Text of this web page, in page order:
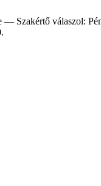
— Szakértő válaszol: